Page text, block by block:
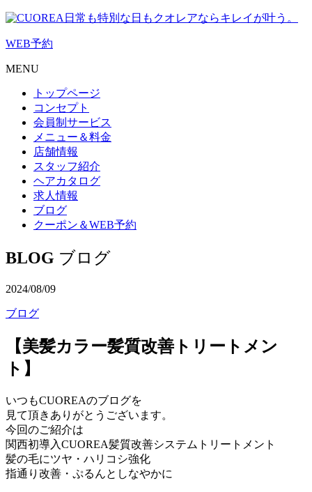
日常も特別な日もクオレアならキレイが叶う。
WEB予約
MENU
トップページ
コンセプト
会員制サービス
メニュー＆料金
店舗情報
スタッフ紹介
ヘアカタログ
求人情報
ブログ
クーポン＆WEB予約
BLOG ブログ
2024/08/09
ブログ
【美髪カラー髪質改善トリートメン
ト】
いつもCUOREAのブログを
見て頂きありがとうございます。
今回のご紹介は
関西初導入CUOREA髪質改善システムトリートメント
髪の毛にツヤ・ハリコシ強化
指通り改善・ぷるんとしなやかに